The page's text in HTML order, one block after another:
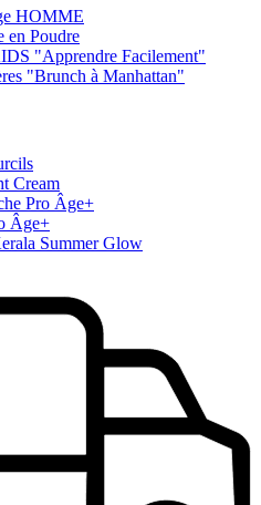
HOMME
en Poudre
"Apprendre Facilement"
"Brunch à Manhattan"
Cream
Pro Âge+
Âge+
Summer Glow